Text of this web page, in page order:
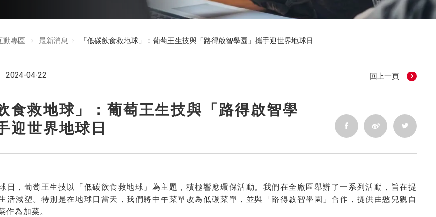
動專區 最新消息 「低碳飲食救地球」：葡萄王生技與「路得啟智學園」攜手迎世界地球日
2024-04-22 回上一頁
食救地球」：葡萄王生技與「路得啟智學
迎世界地球日
日，葡萄王生技以「低碳飲食救地球」為主題，積極響應環保活動。我們在全廠區舉辦了一系列活動，旨在提
活減塑。特別是在地球日當天，我們將中午菜單改為低碳菜單，並與「路得啟智學園」合作，提供由憨兒親自
作為加菜。